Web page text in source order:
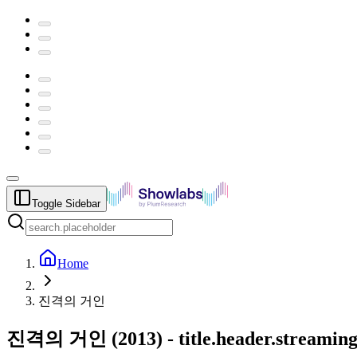
Toggle Sidebar
Home
진격의 거인
진격의 거인 (2013) -